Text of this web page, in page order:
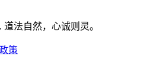
法自然，心诚则灵。
策